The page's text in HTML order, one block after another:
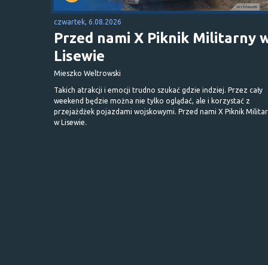
czwartek, 6.08.2026
Przed nami X Piknik Militarny
Lisewie
Mieszko Weltrowski
Takich atrakcji i emocji trudno szukać gdzie indziej. Przez cały
weekend będzie można nie tylko oglądać, ale i korzystać z
przejażdżek pojazdami wojskowymi. Przed nami X Piknik
w Lisewie.